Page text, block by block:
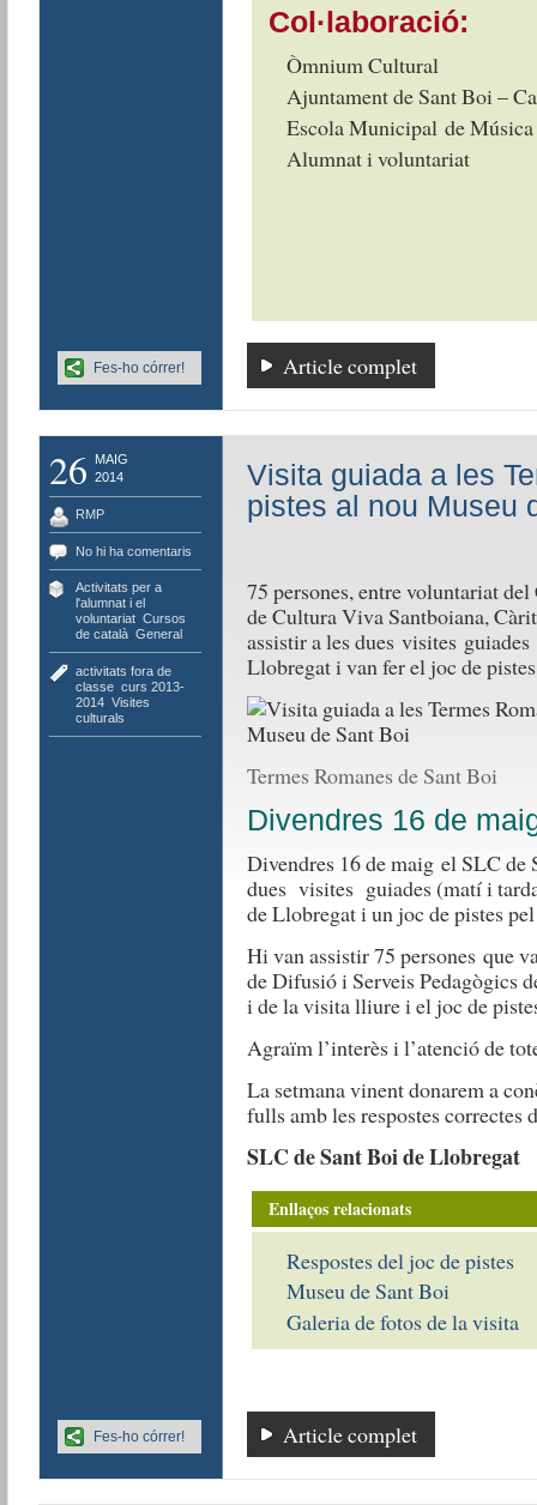
Col·laboració:
Òmnium Cultural
Ajuntament de Sant Boi –
Escola Municipal de
Alumnat i voluntariat
Article complet
Fes-ho córrer!
26
MAIG
2014
RMP
No hi ha comentaris
Activitats per a
l'alumnat i el
voluntariat, Cursos
de català, General
activitats fora de
classe, curs 2013-
2014, Visites
culturals
Visita guiada a les
pistes al nou Museu
75 persones, entre voluntariat
de Cultura Viva Santboiana,
assistir a les dues visites
Llobregat i van fer el joc de
Termes Romanes de Sant Boi
Divendres 16 de
Divendres 16 de maig el SLC
dues visites guiades (matí i
de Llobregat i un joc de pistes
Hi van assistir 75 persones que
de Difusió i Serveis Pedagògics
i de la visita lliure i el joc de
Agraïm l’interès i l’atenció de
La setmana vinent donarem a
fulls amb les respostes correctes
SLC de Sant Boi de Llobregat
Enllaços relacionats
Respostes del joc de pistes
Museu de Sant Boi
Galeria de fotos de la visita
Article complet
Fes-ho córrer!